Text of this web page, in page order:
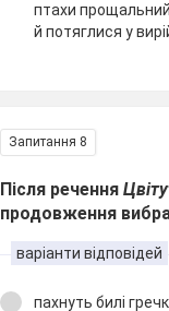
птахи
й потяглися у
Запитання 8
Після речення
продовження
варіанти відповідей
пахнуть билі